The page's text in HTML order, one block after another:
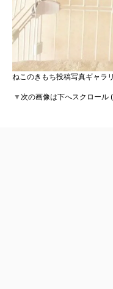
ねこのきもち投稿写真ギャラ
▼次の画像は下へスクロール